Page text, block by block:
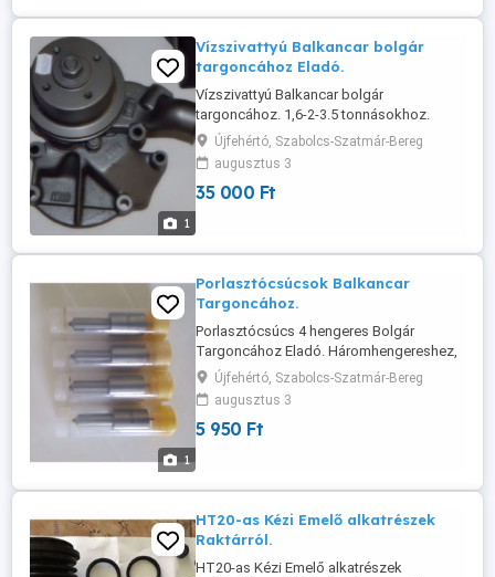
1
Vízszivattyú Balkancar bolgár
targoncához Eladó.
Vízszivattyú Balkancar bolgár
targoncához. 1,6-2-3.5 tonnásokhoz.
Három-négyhengereshez is rendelhető.
Újfehértó, Szabolcs-Szatmár-Bereg
augusztus 3
35 000 Ft
1
Porlasztócsúcsok Balkancar
Targoncához.
Porlasztócsúcs 4 hengeres Bolgár
Targoncához Eladó. Háromhengereshez,
egyéb Perkins motorokhoz is rendelhető.
Újfehértó, Szabolcs-Szatmár-Bereg
augusztus 3
5 950 Ft
HT20-as Kézi Emelő alkatrészek
Raktárról.
HT20-as Kézi Emelő alkatrészek